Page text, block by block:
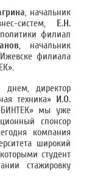
, начальник
систем, Е.Н.
филиал
, начальник
филиала
днем, директор
техника» И.О.
мы уже
спонсор
компания
широкий
студент
стажировку